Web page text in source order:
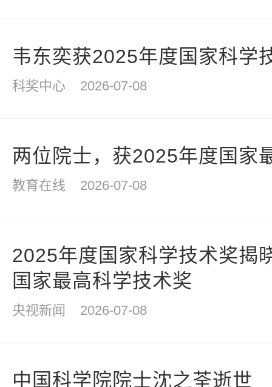
韦东奕获2025年度国家科学
科奖中心 2026-07-08
两位院士，获2025年度国家
教育在线 2026-07-08
2025年度国家科学技术奖揭
国家最高科学技术奖
央视新闻 2026-07-08
中国科学院院士沈之荃逝世